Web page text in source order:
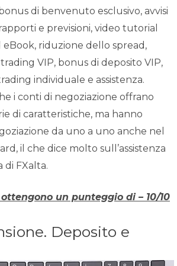
di benvenuto esclusivo, avvisi
e previsioni, video tutorial
riduzione dello spread,
VIP, bonus di deposito VIP,
individuale e assistenza.
i conti di negoziazione offrano
di caratteristiche, ma hanno
da uno a uno anche nel
il che dice molto sull’assistenza
di FXalta.
un punteggio di – 10/10
Deposito e